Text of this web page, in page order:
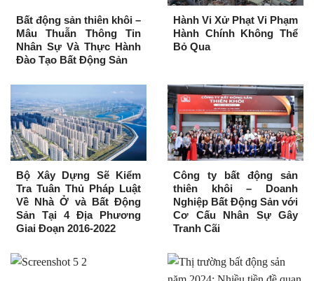
Bất động sản thiên khôi –
Mâu Thuẫn Thông Tin
Nhân Sự Và Thực Hành
Đào Tạo Bất Động Sản
Hành Vi Xử Phạt Vi Phạm
Hành Chính Không Thể
Bỏ Qua
Bộ Xây Dựng Sẽ Kiểm
Tra Tuân Thủ Pháp Luật
Về Nhà Ở và Bất Động
Sản Tại 4 Địa Phương
Giai Đoạn 2016-2022
Công ty bất động sản
thiên khôi – Doanh
Nghiệp Bất Động Sản với
Cơ Cấu Nhân Sự Gây
Tranh Cãi